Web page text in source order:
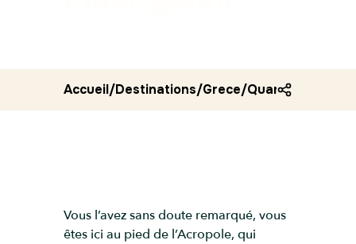
Accueil/Destinations/Grece/Quartier
Vous l’avez sans doute remarqué, vous
êtes ici au pied de l’Acropole, qui